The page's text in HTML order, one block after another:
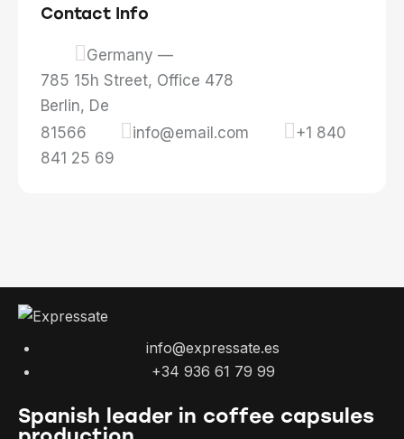
Contact Info
Germany —
785 15h Street, Office 478
Berlin, De
81566
info@email.com
+1 840
841 25 69
info@expressate.es
+34 936 61 79 99
Spanish leader in coffee capsules